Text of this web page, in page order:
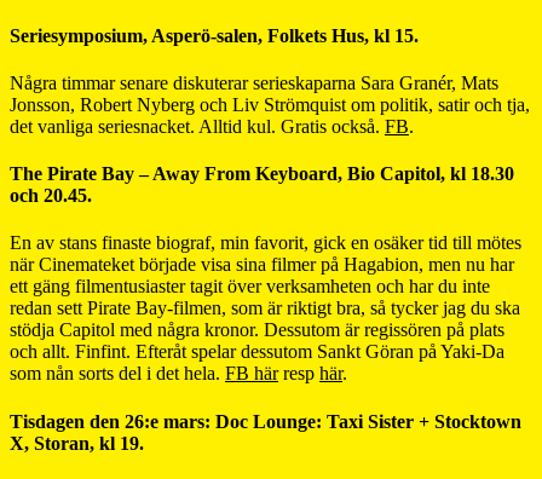
Seriesymposium, Asperö-salen, Folkets Hus, kl 15.
Några timmar senare diskuterar serieskaparna Sara Granér, Mats
Jonsson, Robert Nyberg och Liv Strömquist om politik, satir och tja,
det vanliga seriesnacket. Alltid kul. Gratis också. FB.
The Pirate Bay – Away From Keyboard, Bio Capitol, kl 18.30
och 20.45.
En av stans finaste biograf, min favorit, gick en osäker tid till mötes
när Cinemateket började visa sina filmer på Hagabion, men nu har
ett gäng filmentusiaster tagit över verksamheten och har du inte
redan sett Pirate Bay-filmen, som är riktigt bra, så tycker jag du ska
stödja Capitol med några kronor. Dessutom är regissören på plats
och allt. Finfint. Efteråt spelar dessutom Sankt Göran på Yaki-Da
som nån sorts del i det hela. FB härresp här.
Tisdagen den 26:e mars: Doc Lounge: Taxi Sister + Stocktown
X, Storan, kl 19.